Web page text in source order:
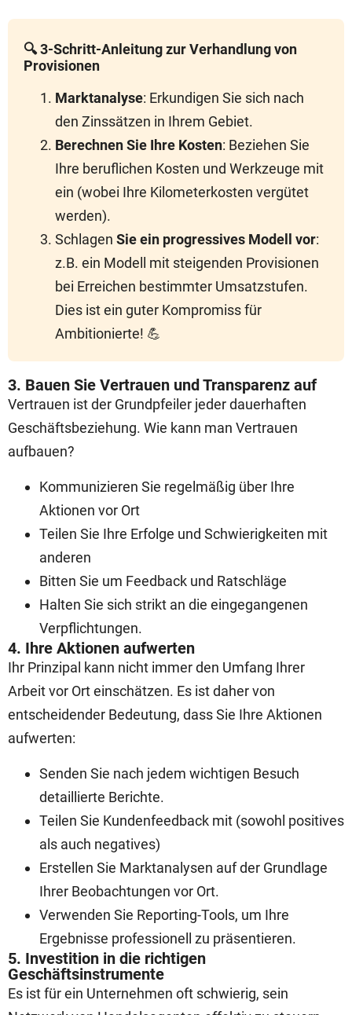
🔍 3-Schritt-Anleitung zur Verhandlung von
Provisionen
Marktanalyse: Erkundigen Sie sich nach
den Zinssätzen in Ihrem Gebiet.
Berechnen Sie Ihre Kosten: Beziehen Sie
Ihre beruflichen Kosten und Werkzeuge mit
ein (wobei Ihre Kilometerkosten vergütet
werden).
Schlagen Sie ein progressives Modell vor:
z.B. ein Modell mit steigenden Provisionen
bei Erreichen bestimmter Umsatzstufen.
Dies ist ein guter Kompromiss für
Ambitionierte! 💪
3. Bauen Sie Vertrauen und Transparenz auf
Vertrauen ist der Grundpfeiler jeder dauerhaften
Geschäftsbeziehung. Wie kann man Vertrauen
aufbauen?
Kommunizieren Sie regelmäßig über Ihre
Aktionen vor Ort
Teilen Sie Ihre Erfolge und Schwierigkeiten mit
anderen
Bitten Sie um Feedback und Ratschläge
Halten Sie sich strikt an die eingegangenen
Verpflichtungen.
4. Ihre Aktionen aufwerten
Ihr Prinzipal kann nicht immer den Umfang Ihrer
Arbeit vor Ort einschätzen. Es ist daher von
entscheidender Bedeutung, dass Sie Ihre Aktionen
aufwerten:
Senden Sie nach jedem wichtigen Besuch
detaillierte Berichte.
Teilen Sie Kundenfeedback mit (sowohl positives
als auch negatives)
Erstellen Sie Marktanalysen auf der Grundlage
Ihrer Beobachtungen vor Ort.
Verwenden Sie Reporting-Tools, um Ihre
Ergebnisse professionell zu präsentieren.
5. Investition in die richtigen
Geschäftsinstrumente
Es ist für ein Unternehmen oft schwierig, sein